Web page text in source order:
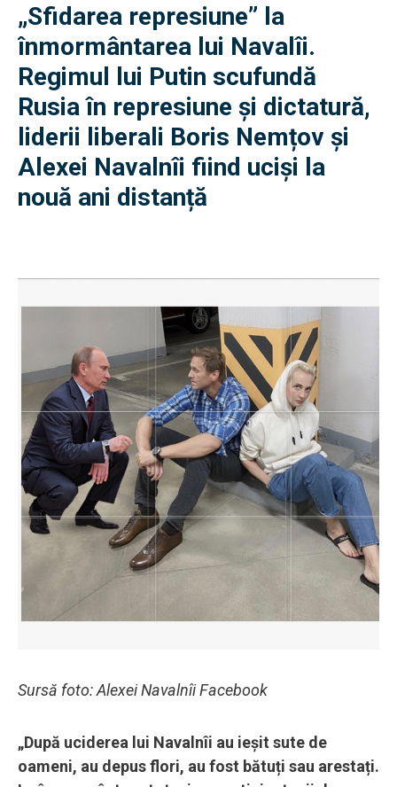
„Sfidarea represiune” la
înmormântarea lui Navalîi.
Regimul lui Putin scufundă
Rusia în represiune și dictatură,
liderii liberali Boris Nemțov și
Alexei Navalnîi fiind uciși la
nouă ani distanță
Sursă foto: Alexei Navalnîi Facebook
„După uciderea lui Navalnîi au ieșit sute de
oameni, au depus flori, au fost bătuți sau arestați.